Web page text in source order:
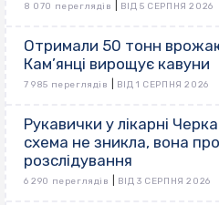
8 070 переглядів ВІД 5 СЕРПНЯ 2026
Отримали 50 тонн
Кам’янці вирощує кавуни
7 985 переглядів ВІД 1 СЕРПНЯ 2026
Рукавички у лікарні
схема не зникла, вона
розслідування
6 290 переглядів ВІД 3 СЕРПНЯ 2026